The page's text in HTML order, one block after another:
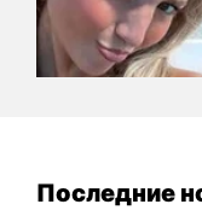
Последние